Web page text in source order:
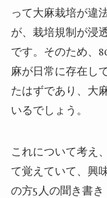
って大麻栽培が違
が、栽培規制が浸
です。そのため、
麻が日常に存在し
たはずであり、大
いるでしょう。
これについて考え
て覚えていて、興
の方5 人の聞き書